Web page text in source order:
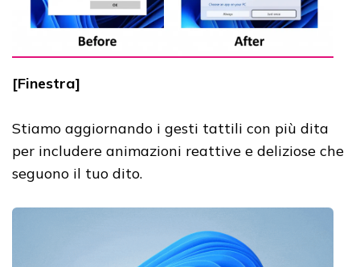
[Finestra]
Stiamo aggiornando i gesti tattili con più dita
per includere animazioni reattive e deliziose che
seguono il tuo dito.